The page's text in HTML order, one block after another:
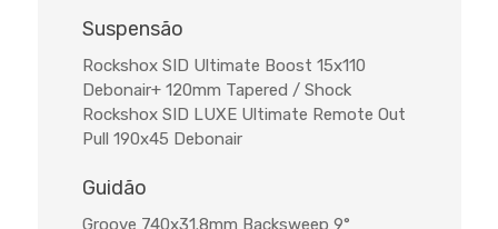
Suspensão
Rockshox SID Ultimate Boost 15x110
Debonair+ 120mm Tapered / Shock
Rockshox SID LUXE Ultimate Remote Out
Pull 190x45 Debonair
Guidão
Groove 740x31.8mm Backsweep 9°